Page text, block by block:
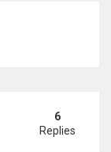
- Gõ Google:
6
Replies